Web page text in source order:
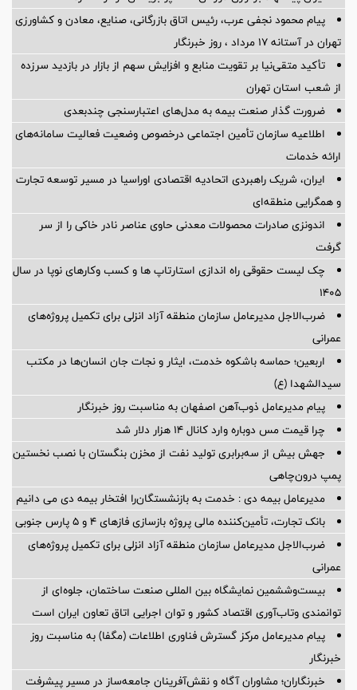
پیام محمود نجفی عرب، رئیس اتاق بازرگانی، صنایع، معادن و کشاورزی
تهران در آستانه 17 مرداد ، روز خبرنگار
تأکید متقی‌نیا بر تقویت منابع و افزایش سهم از بازار در بازدید سرزده
از شعب استان تهران
ضرورت گذار صنعت بیمه به مدل‌های اعتبارسنجی چندبعدی
اطلاعیه سازمان تأمین اجتماعی درخصوص وضعیت فعالیت سامانه‌های
ارائه خدمات
ایران، شریک راهبردی اتحادیه اقتصادی اوراسیا در مسیر توسعه تجارت
و همگرایی منطقه‌ای
اندونزی صادرات محصولات معدنی حاوی عناصر نادر خاکی را از سر
گرفت
چک لیست حقوقی راه اندازی استارتاپ ها و کسب وکارهای نوپا در سال
۱۴۰۵
ضرب‌الاجل مدیرعامل سازمان منطقه آزاد انزلی برای تكمیل پروژه‌های
عمرانی
اربعین؛ حماسه باشکوه خدمت، ایثار و نجات جان انسان‌ها در مکتب
سیدالشهدا (ع)
پیام مدیرعامل ذوب‌آهن اصفهان به مناسبت روز خبرنگار
چرا قیمت مس دوباره وارد کانال ۱۴ هزار دلار شد
جهش بیش از سه‌برابری تولید نفت از مخزن بنگستان با نصب نخستین
پمپ درون‌چاهی
مدیرعامل بیمه دی : خدمت به بازنشستگان‌را افتخار بیمه دی می دانیم
بانک تجارت، تأمین‌کننده مالی پروژه بازسازی فازهای ۴ و ۵ پارس جنوبی
ضرب‌الاجل مدیرعامل سازمان منطقه آزاد انزلی برای تكمیل پروژه‌های
عمرانی
بیست‌وششمین نمایشگاه بین المللی صنعت ساختمان، جلوه‌ای از
توانمندی وتاب‌آوری اقتصاد کشور و توان اجرایی اتاق تعاون ایران است
پیام مدیرعامل مرکز گسترش فناوری اطلاعات (مگفا) به مناسبت روز
خبرنگار
خبرنگاران؛ مشاوران آگاه و نقش‌آفرینان جامعه‌ساز در مسیر پیشرفت